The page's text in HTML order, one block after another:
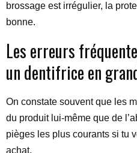
brossage est irrégulier, la
bonne.
Les erreurs
un dentifrice en
On constate souvent que les
du produit lui-même que de
pièges les plus courants si tu
achat.